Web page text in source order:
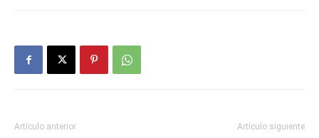
Artículo anterior Artículo siguiente